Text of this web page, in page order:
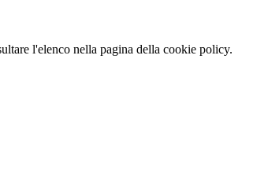
l'elenco nella pagina della cookie policy.